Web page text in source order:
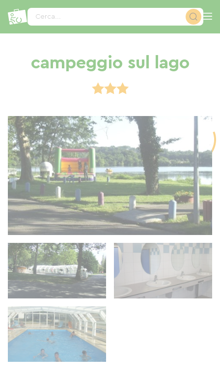
Cerca...
campeggio sul lago
Pannello di gestione dei cookies